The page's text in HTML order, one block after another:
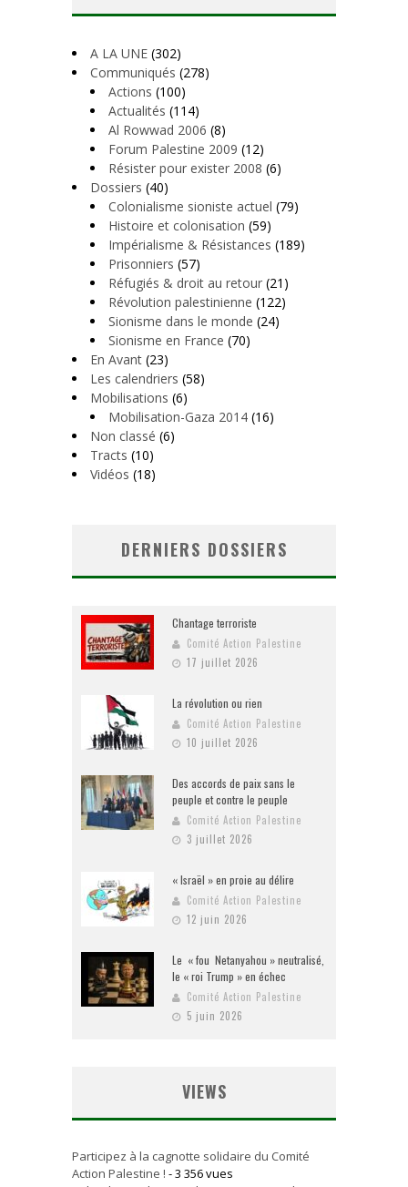
A LA UNE (302)
Communiqués (278)
Actions (100)
Actualités (114)
Al Rowwad 2006 (8)
Forum Palestine 2009 (12)
Résister pour exister 2008 (6)
Dossiers (40)
Colonialisme sioniste actuel (79)
Histoire et colonisation (59)
Impérialisme & Résistances (189)
Prisonniers (57)
Réfugiés & droit au retour (21)
Révolution palestinienne (122)
Sionisme dans le monde (24)
Sionisme en France (70)
En Avant (23)
Les calendriers (58)
Mobilisations (6)
Mobilisation-Gaza 2014 (16)
Non classé (6)
Tracts (10)
Vidéos (18)
DERNIERS DOSSIERS
Chantage terroriste
Comité Action Palestine
17 juillet 2026
La révolution ou rien
Comité Action Palestine
10 juillet 2026
Des accords de paix sans le
peuple et contre le peuple
Comité Action Palestine
3 juillet 2026
« Israël » en proie au délire
Comité Action Palestine
12 juin 2026
Le « fou Netanyahou » neutralisé,
le « roi Trump » en échec
Comité Action Palestine
5 juin 2026
VIEWS
Participez à la cagnotte solidaire du Comité
Action Palestine ! - 3 356 vues